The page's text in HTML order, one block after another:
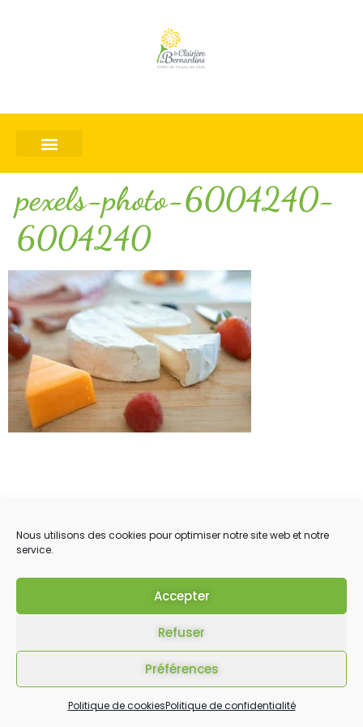
Nous utilisons des cookies pour optimiser notre site web et notre
service.
Accepter
Refuser
Préférences
Politique de cookiesPolitique de confidentialité
pexels-photo-6004240-
6004240